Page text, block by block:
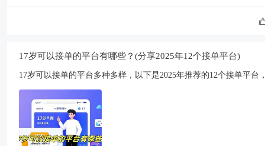
17岁可以接单的平台有哪些？(分享2025年12个接单平台)
17岁可以接单的平台多种多样，以下是2025年推荐的12个接单平